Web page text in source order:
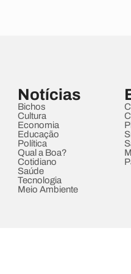
Notícias
Bichos
Cultura
Economia
Educação
Política
Qual a Boa?
Cotidiano
Saúde
Tecnologia
Meio Ambiente